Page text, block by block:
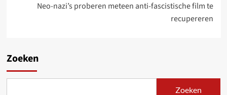
Neo-nazi’s proberen meteen anti-fascistische film te
recupereren
Zoeken
Zoeken